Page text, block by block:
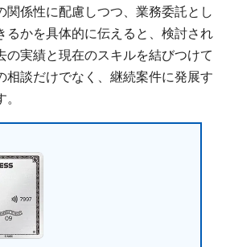
関係性に配慮しつつ、業務委託とし
るかを具体的に伝えると、検討され
の実績と現在のスキルを結びつけて
相談だけでなく、継続案件に発展す